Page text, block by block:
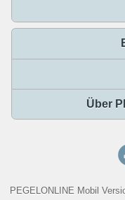
Über
PEGELONLINE Mobil